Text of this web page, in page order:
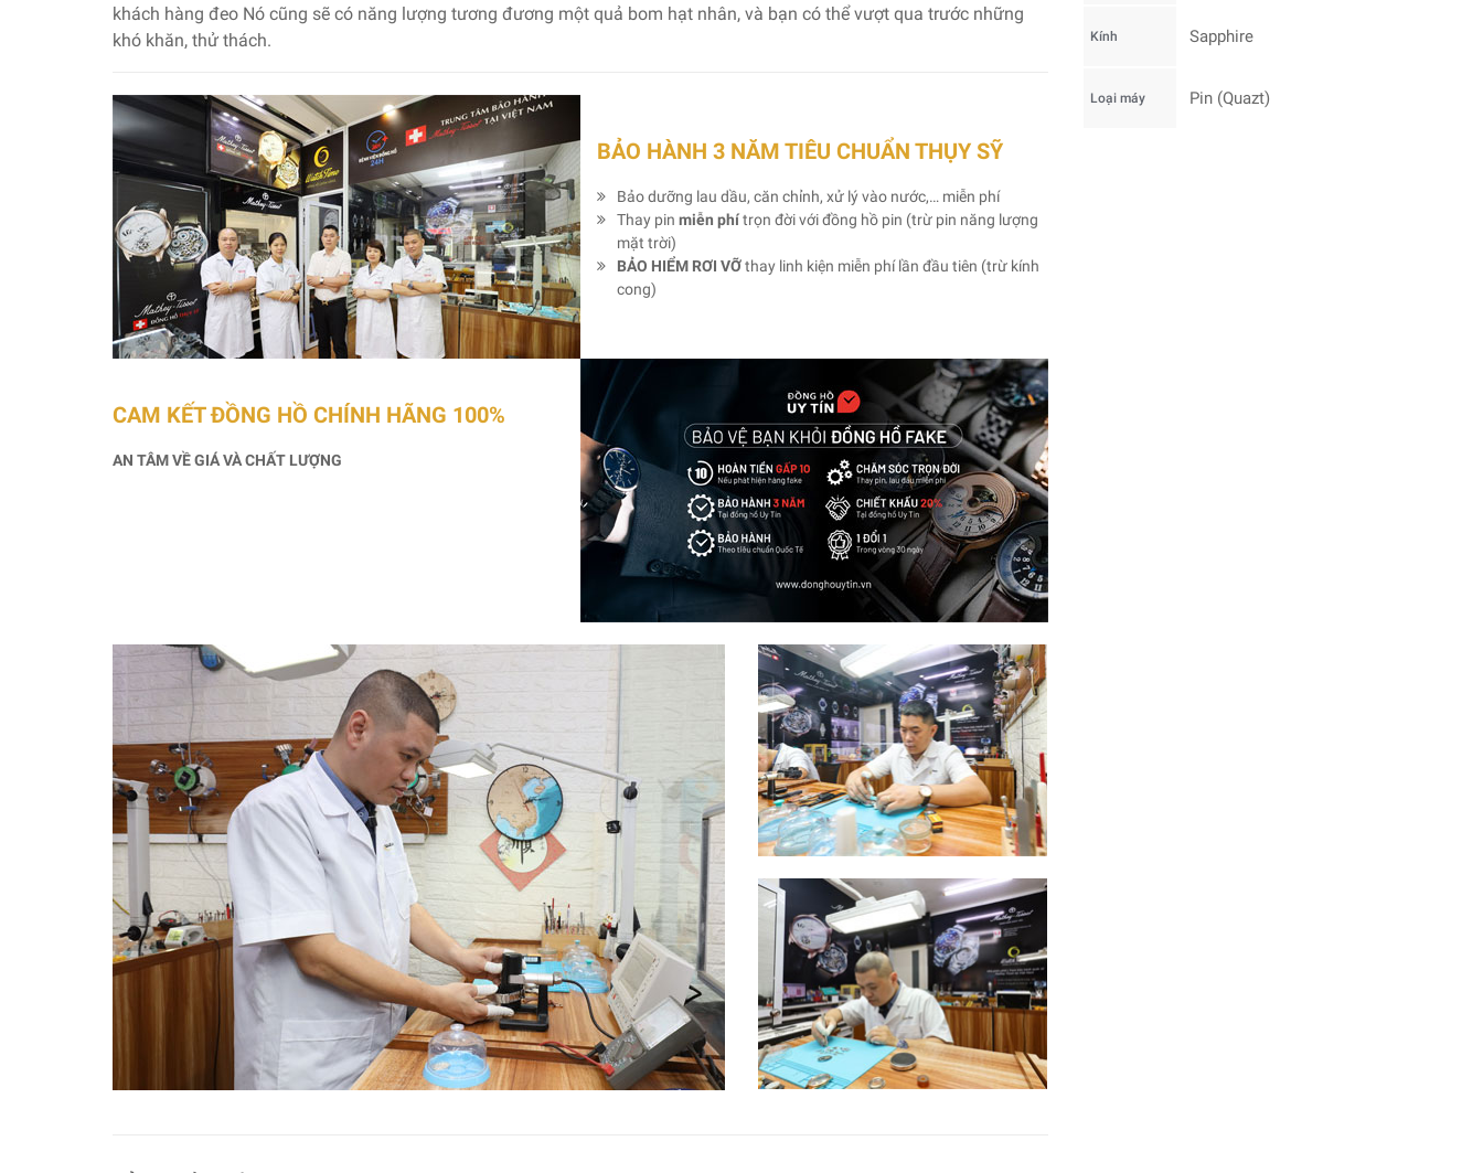
khách hàng đeo Nó cũng sẽ có năng lượng tương đương một quả bom hạt nhân, và bạn có thể vượt qua trước những
khó khăn, thử thách.
BẢO HÀNH 3 NĂM TIÊU CHUẨN THỤY SỸ
Bảo dưỡng lau dầu, căn chỉnh, xử lý vào nước,… miễn phí
Thay pin miễn phítrọn đời với đồng hồ pin (trừ pin năng lượng
mặt trời)
BẢO HIỂM RƠI VỠthay linh kiện miễn phí lần đầu tiên (trừ kính
cong)
CAM KẾT ĐỒNG HỒ CHÍNH HÃNG 100%
AN TÂM VỀ GIÁ VÀ CHẤT LƯỢNG
Kính Sapphire
Loại máy Pin (Quazt)